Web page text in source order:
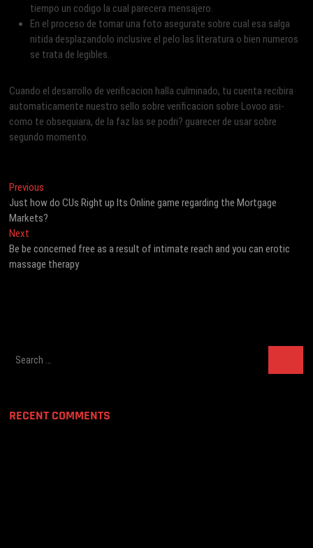
tiempo un codigo la cual parecera mensajero.
En el proceso de tomar una foto asegurate sobre cual esa salga
nitida desplazandolo inclusive el pelo las literatura o bien numeros
se trata de legibles.
Cuando el desarrollo de verificacion halla culminado, tu cuenta recibira
automaticamente nuestro sello sobre verificacion sobre Lovoo asi­
como te obsequiara, de la faz las se podri? guarecer de usar sobre
segundo momento.
Post
navigation
Previous
post:
Just how do CUs Right up Its Online game regarding the Mortgage
Markets?
Next
post:
Be be concerned free as a result of intimate reach and you can erotic
massage therapy
RECENT COMMENTS